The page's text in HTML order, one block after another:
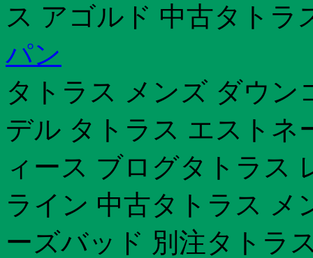
ス アゴルド 中古タトラ
パン
タトラス メンズ ダウン
デル タトラス エストネ
ィース ブログタトラス
ライン 中古タトラス メ
ーズバッド 別注タトラ